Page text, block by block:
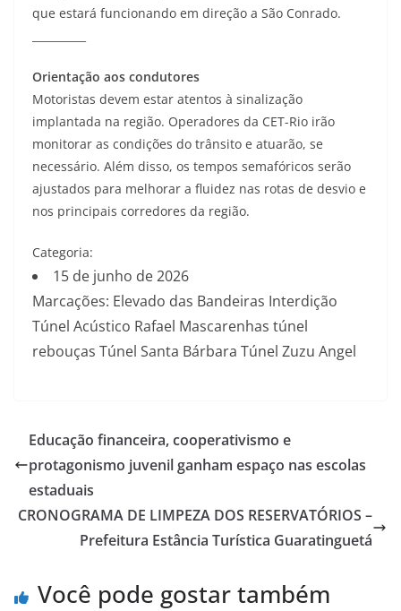
que estará funcionando em direção a São Conrado.
Orientação aos condutores
Motoristas devem estar atentos à sinalização
implantada na região. Operadores da CET-Rio irão
monitorar as condições do trânsito e atuarão, se
necessário. Além disso, os tempos semafóricos serão
ajustados para melhorar a fluidez nas rotas de desvio e
nos principais corredores da região.
Categoria:
15 de junho de 2026
Marcações: Elevado das Bandeiras Interdição
Túnel Acústico Rafael Mascarenhas túnel
rebouças Túnel Santa Bárbara Túnel Zuzu Angel
Educação financeira, cooperativismo e
protagonismo juvenil ganham espaço nas escolas
estaduais
CRONOGRAMA DE LIMPEZA DOS RESERVATÓRIOS –
Prefeitura Estância Turística Guaratinguetá
Você pode gostar também